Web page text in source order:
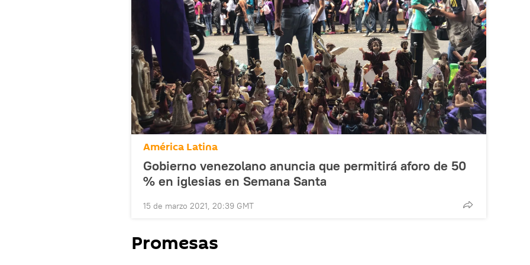
América Latina
Gobierno venezolano anuncia que permitirá aforo de 50
% en iglesias en Semana Santa
15 de marzo 2021, 20:39 GMT
Promesas